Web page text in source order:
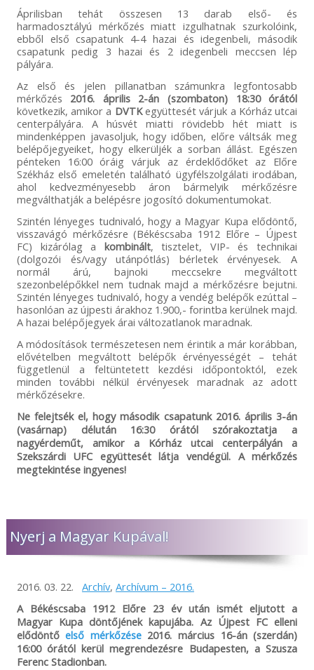
Áprilisban tehát összesen 13 darab első- és
harmadosztályú mérkőzés miatt izgulhatnak szurkolóink,
ebből első csapatunk 4-4 hazai és idegenbeli, második
csapatunk pedig 3 hazai és 2 idegenbeli meccsen lép
pályára.
Az első és jelen pillanatban számunkra legfontosabb
mérkőzés 2016. április 2-án (szombaton) 18:30 órától
következik, amikor a DVTKegyüttesét várjuk a Kórház utcai
centerpályára. A húsvét miatti rövidebb hét miatt is
mindenképpen javasoljuk, hogy időben, előre váltsák meg
belépőjegyeiket, hogy elkerüljék a sorban állást. Egészen
pénteken 16:00 óráig várjuk az érdeklődőket az Előre
Székház első emeletén található ügyfélszolgálati irodában,
ahol kedvezményesebb áron bármelyik mérkőzésre
megválthatják a belépésre jogosító dokumentumokat.
Szintén lényeges tudnivaló, hogy a Magyar Kupa elődöntő,
visszavágó mérkőzésre (Békéscsaba 1912 Előre – Újpest
FC) kizárólag a kombinált, tisztelet, VIP- és technikai
(dolgozói és/vagy utánpótlás) bérletek érvényesek. A
normál árú, bajnoki meccsekre megváltott
szezonbelépőkkel nem tudnak majd a mérkőzésre bejutni.
Szintén lényeges tudnivaló, hogy a vendég belépők ezúttal –
hasonlóan az újpesti árakhoz 1.900,- forintba kerülnek majd.
A hazai belépőjegyek árai változatlanok maradnak.
A módosítások természetesen nem érintik a már korábban,
elővételben megváltott belépők érvényességét – tehát
függetlenül a feltüntetett kezdési időpontoktól, ezek
minden további nélkül érvényesek maradnak az adott
mérkőzésekre.
Ne felejtsék el, hogy második csapatunk 2016. április 3-án
(vasárnap) délután 16:30 órától szórakoztatja a
nagyérdeműt, amikor a Kórház utcai centerpályán a
Szekszárdi UFC együttesét látja vendégül. A mérkőzés
megtekintése ingyenes!
Nyerj a Magyar Kupával!
2016. 03. 22. Archív, Archívum – 2016.
A Békéscsaba 1912 Előre 23 év után ismét eljutott a
Magyar Kupa döntőjének kapujába. Az Újpest FC elleni
elődöntőelső mérkőzése2016. március 16-án (szerdán)
16:00 órától kerül megrendezésre Budapesten, a Szusza
Ferenc Stadionban.